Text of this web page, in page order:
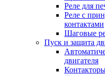
Реле для
Реле с
контактами
Шаговые
Пуск и защита
двигателя